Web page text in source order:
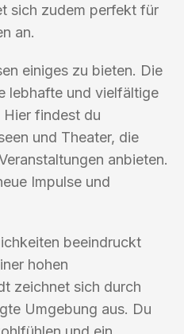
sich zudem perfekt für
an.
einiges zu bieten. Die
lebhafte und vielfältige
Hier findest du
und Theater, die
anbieten.
Impulse und
beeindruckt
hohen
zeichnet sich durch
Umgebung aus. Du